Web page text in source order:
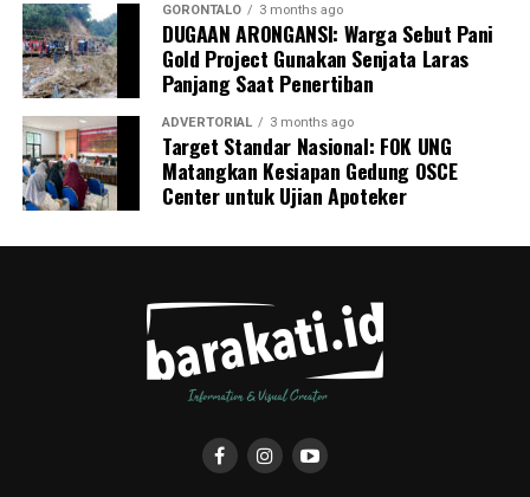
GORONTALO 3 months ago
DUGAAN ARONGANSI: Warga Sebut Pani
Gold Project Gunakan Senjata Laras
Panjang Saat Penertiban
ADVERTORIAL 3 months ago
Target Standar Nasional: FOK UNG
Matangkan Kesiapan Gedung OSCE
Center untuk Ujian Apoteker